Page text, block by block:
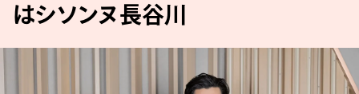
はシソンヌ長谷川